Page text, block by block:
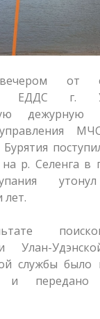
от
ЕДДС г.
дежурную
Бурятия
р. Селенга в
лет.
Улан-
службы было
и передано